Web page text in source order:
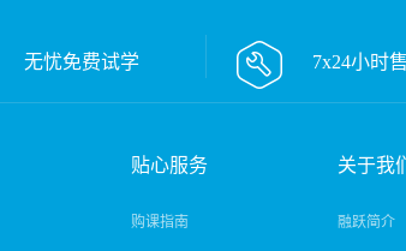
无忧免费试学 7x24小时
贴心服务
购课指南
关于我们
融跃简介